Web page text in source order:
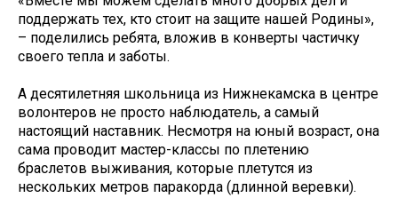
поддержать тех, кто стоит на защите нашей Родины»,
– поделились ребята, вложив в конверты частичку
своего тепла и заботы.
А десятилетняя школьница из Нижнекамска в центре
волонтеров не просто наблюдатель, а самый
настоящий наставник. Несмотря на юный возраст, она
сама проводит мастер-классы по плетению
браслетов выживания, которые плетутся из
нескольких метров паракорда (длинной веревки).